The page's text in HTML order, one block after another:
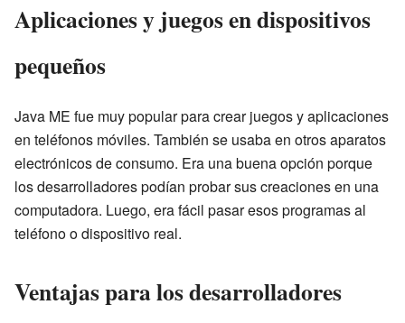
Aplicaciones y juegos en dispositivos
pequeños
Java ME fue muy popular para crear juegos y aplicaciones
en teléfonos móviles. También se usaba en otros aparatos
electrónicos de consumo. Era una buena opción porque
los desarrolladores podían probar sus creaciones en una
computadora. Luego, era fácil pasar esos programas al
teléfono o dispositivo real.
Ventajas para los desarrolladores